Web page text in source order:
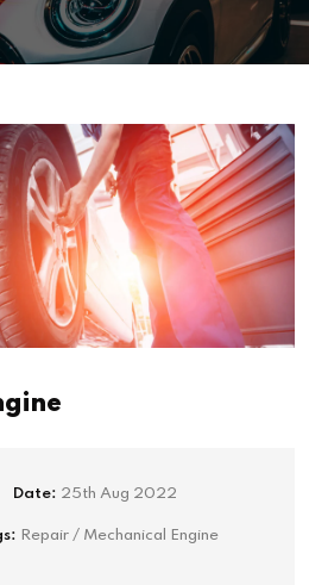
Date: 25th Aug 2022
Repair / Mechanical Engine